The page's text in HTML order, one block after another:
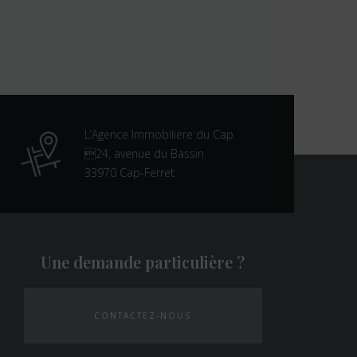
L’Agence Immobilière du Cap
24, avenue du Bassin
33970 Cap-Ferret
Une demande particulière ?
CONTACTEZ-NOUS